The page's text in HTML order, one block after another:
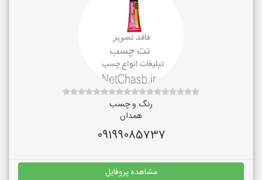
رنگ و چسب
همدان
09199085737
مشاهده پروفایل